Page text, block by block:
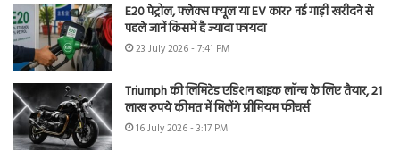
E20 पेट्रोल, फ्लेक्स फ्यूल या EV कार? नई गाड़ी खरीदने से
पहले जानें किसमें है ज्यादा फायदा
23 July 2026 - 7:41 PM
Triumph की लिमिटेड एडिशन बाइक लॉन्च के लिए तैयार, 21
लाख रुपये कीमत में मिलेंगे प्रीमियम फीचर्स
16 July 2026 - 3:17 PM